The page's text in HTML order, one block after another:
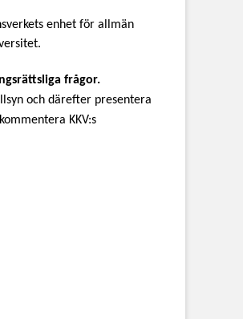
enhet för allmän
frågor.
och därefter presentera
KKV:s